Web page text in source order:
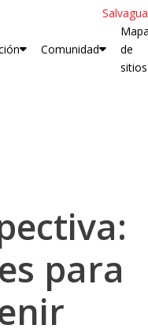
Comunidad
de
sitios
para